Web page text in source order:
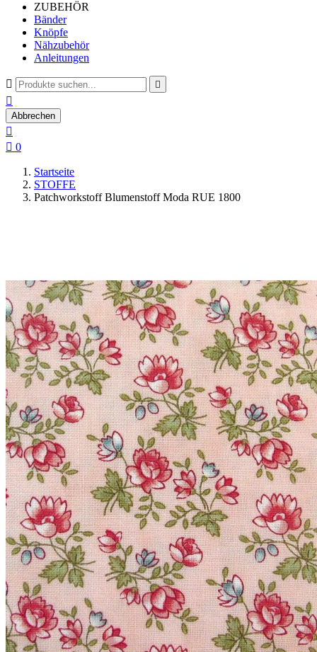
ZUBEHÖR
Bänder
Knöpfe
Nähzubehör
Anleitungen
 

Abbrechen

 0
Startseite
STOFFE
Patchworkstoff Blumenstoff Moda RUE 1800